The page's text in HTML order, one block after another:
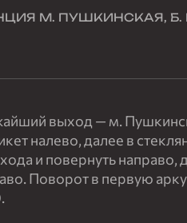
М. ПУШКИНСКАЯ, Б.
выход — м.
налево, далее в
и повернуть направо,
Поворот в первую